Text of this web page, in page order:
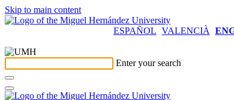
Skip to main content
ESPAÑOL VALENCIÀ
Enter your search